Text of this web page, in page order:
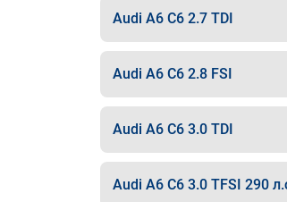
Audi A6 C6 2.7 TDI
Audi A6 C6 2.8 FSI
Audi A6 C6 3.0 TDI
Audi A6 C6 3.0 TFSI 290